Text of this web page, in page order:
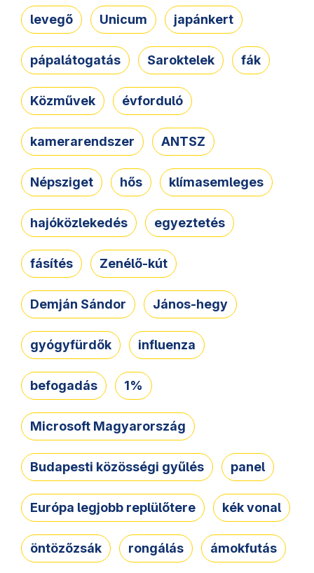
levegő Unicum japánkert
pápalátogatás Saroktelek fák
Közművek évforduló
kamerarendszer ANTSZ
Népsziget hős klímasemleges
hajóközlekedés egyeztetés
fásítés Zenélő-kút
Demján Sándor János-hegy
gyógyfürdők influenza
befogadás 1%
Microsoft Magyarország
Budapesti közösségi gyűlés panel
Európa legjobb replülőtere kék vonal
öntözőzsák rongálás ámokfutás